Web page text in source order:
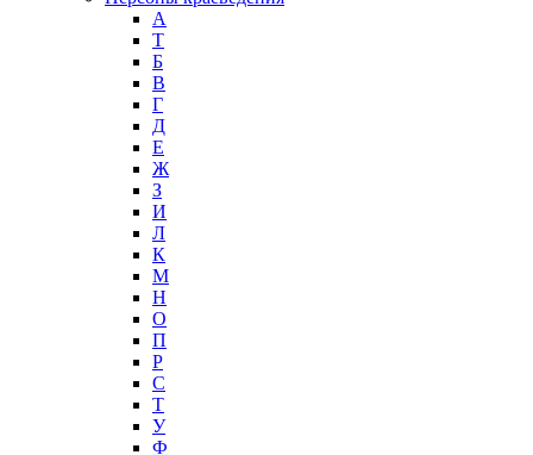
А
T
Б
В
Г
Д
Е
Ж
З
И
Л
К
М
Н
О
П
Р
С
Т
У
Ф